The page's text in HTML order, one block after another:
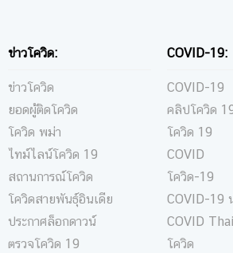
ข่าวโควิด:
ข่าวโควิด
ยอดผู้ติดโควิด
โควิด พม่า
ไทม์ไลน์โควิด 19
สถานการณ์โควิด
โควิดสายพันธุ์อินเดีย
ประกาศล็อกดาวน์
ตรวจโควิด 19
COVID-19:
COVID-19
คลิปโควิด
โควิด 19
COVID
โควิด-19
COVID-19
COVID
โควิด